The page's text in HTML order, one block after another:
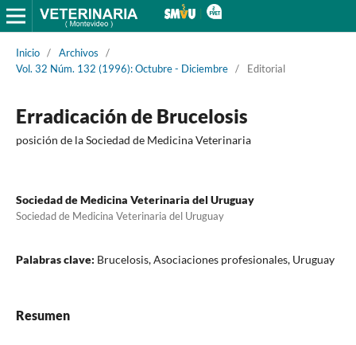
Inicio / Archivos
/
Vol. 32 Núm. 132 (1996): Octubre - Diciembre / Editorial
Erradicación de Brucelosis
posición de la Sociedad de Medicina Veterinaria
Sociedad de Medicina Veterinaria del Uruguay
Sociedad de Medicina Veterinaria del Uruguay
Palabras clave: Brucelosis, Asociaciones profesionales, Uruguay
Resumen